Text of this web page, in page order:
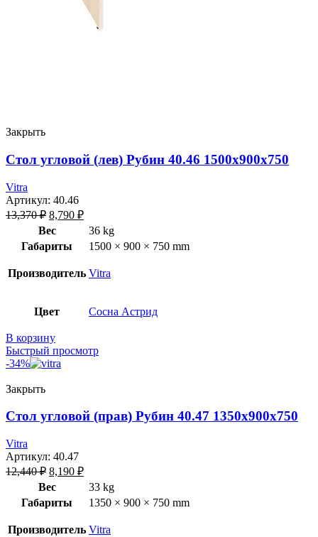
Закрыть
Стол угловой (лев) Рубин 40.46 1500х900х750
Vitra
Артикул: 40.46
13,370₽ 8,790 ₽
Вес
36 kg
Габариты
1500 × 900 × 750 mm
Производитель Vitra
Цвет Сосна Астрид
В корзину
Быстрый просмотр
-34%
Закрыть
Стол угловой (прав) Рубин 40.47 1350х900х750
Vitra
Артикул: 40.47
12,440₽ 8,190 ₽
Вес
33 kg
Габариты
1350 × 900 × 750 mm
Производитель Vitra